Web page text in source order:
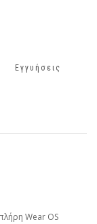
Εγγυήσεις
Wear OS